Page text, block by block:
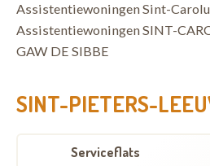
Assistentiewoningen Sint-
Assistentiewoningen SINT-
GAW DE SIBBE
SINT-PIETERS-
Serviceflats